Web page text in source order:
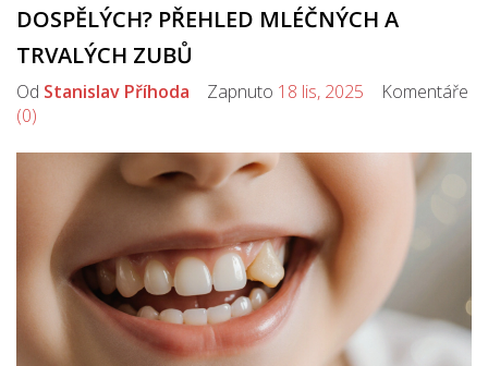
DOSPĚLÝCH? PŘEHLED MLÉČNÝCH A
TRVALÝCH ZUBŮ
Od Stanislav Příhoda Zapnuto 18 lis, 2025 Komentáře
(0)